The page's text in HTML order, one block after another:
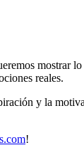
reales.
y la
!